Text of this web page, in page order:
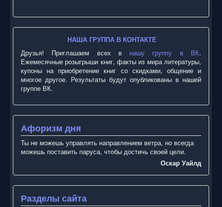
НАША ГРУППА В КОНТАКТЕ
Друзья! Приглашаем всех в нашу группу в ВК.
Ежемесячные розыгрыши книг, факты из мира литературы,
купоны на приобретение книг со скидками, общение и
многое другое. Результаты будут опубликованы в нашей
группе ВК.
Афоризм дня
Ты не можешь управлять направлением ветра, но всегда
можешь поставить паруса, чтобы достичь своей цели.
Оскар Уайлд
Разделы сайта